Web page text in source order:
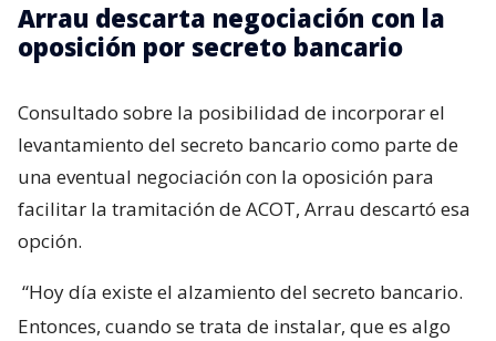
Arrau descarta negociación con la
oposición por secreto bancario
Consultado sobre la posibilidad de incorporar el
levantamiento del secreto bancario como parte de
una eventual negociación con la oposición para
facilitar la tramitación de ACOT, Arrau descartó esa
opción.
“Hoy día existe el alzamiento del secreto bancario.
Entonces, cuando se trata de instalar, que es algo